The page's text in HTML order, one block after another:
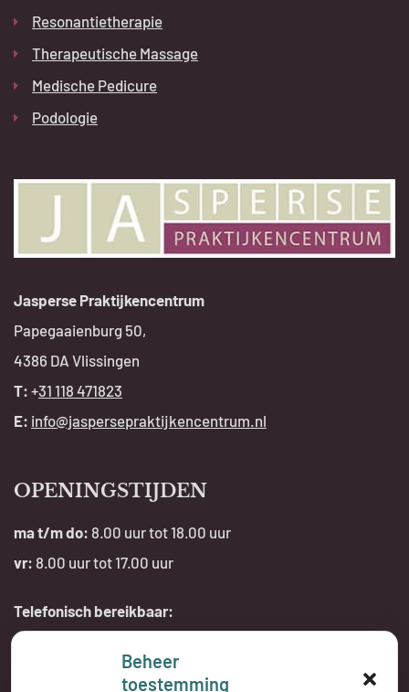
Beheer
toestemming
Resonantietherapie
Therapeutische Massage
Medische Pedicure
Podologie
Jasperse Praktijkencentrum
Papegaaienburg 50,
4386 DA Vlissingen
T: +31 118 471823
E: info@jaspersepraktijkencentrum.nl
OPENINGSTIJDEN
ma t/m do: 8.00 uur tot 18.00 uur
vr: 8.00 uur tot 17.00 uur
Telefonisch bereikbaar:
tijdens openingstijden